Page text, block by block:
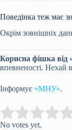
Поведінка теж має
Окрім зовнішніх
Корисна фішка від
впевненості. Нехай
Інформує «МНУ».
Rate this item:
No votes yet.